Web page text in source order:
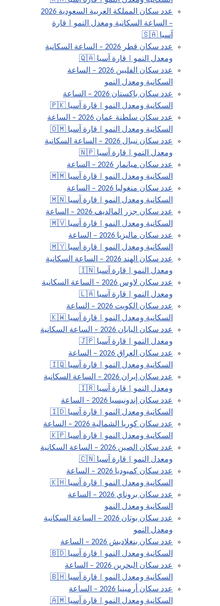
عدد سكان المملكة العربية السعودية 2026
– الساعة السكانية ومعدل النمو | قارة
آسيا 🇸🇦
عدد سكان قطر 2026 – الساعة السكانية
ومعدل النمو | قارة آسيا 🇶🇦
عدد سكان الفلبين 2026 – الساعة
السكانية ومعدل النمو
عدد سكان باكستان 2026 – الساعة
السكانية ومعدل النمو | قارة آسيا 🇵🇰
عدد سكان سلطنة عمان 2026 – الساعة
السكانية ومعدل النمو | قارة آسيا 🇴🇲
عدد سكان نيبال 2026 – الساعة السكانية
ومعدل النمو | قارة آسيا 🇳🇵
عدد سكان ميانمار 2026 – الساعة
السكانية ومعدل النمو | قارة آسيا 🇲🇲
عدد سكان منغوليا 2026 – الساعة
السكانية ومعدل النمو | قارة آسيا 🇲🇳
عدد سكان جزر المالديف 2026 – الساعة
السكانية ومعدل النمو | قارة آسيا 🇲🇻
عدد سكان ماليزيا 2026 – الساعة
السكانية ومعدل النمو | قارة أسيا 🇲🇾
عدد سكان الهند 2026 – الساعة السكانية
ومعدل النمو | قارة آسيا 🇮🇳
عدد سكان لاوس 2026 – الساعة السكانية
ومعدل النمو | قارة آسيا 🇱🇦
عدد سكان الكويت 2026 – الساعة
السكانية ومعدل النمو | قارة آسيا 🇰🇼
عدد سكان اليابان 2026 – الساعة السكانية
ومعدل النمو | قارة آسيا 🇯🇵
عدد سكان العراق 2026 – الساعة
السكانية ومعدل النمو | قارة آسيا 🇮🇶
عدد سكان إيران 2026 – الساعة السكانية
ومعدل النمو | قارة آسيا 🇮🇷
عدد سكان إندونيسيا 2026 – الساعة
السكانية ومعدل النمو | قارة آسيا 🇮🇩
عدد سكان كوريا الشمالية 2026 – الساعة
السكانية ومعدل النمو | قارة أسيا 🇰🇵
عدد سكان الصين 2026 – الساعة السكانية
ومعدل النمو | قارة آسيا 🇨🇳
عدد سكان كمبوديا 2026 – الساعة
السكانية ومعدل النمو | قارة آسيا 🇰🇭
عدد سكان بروناي 2026 – الساعة
السكانية ومعدل النمو
عدد سكان بوتان 2026 – الساعة السكانية
ومعدل النمو
عدد سكان بنغلاديش 2026 – الساعة
السكانية ومعدل النمو | قارة آسيا 🇧🇩
عدد سكان البحرين 2026 – الساعة
السكانية ومعدل النمو | قارة آسيا 🇧🇭
عدد سكان أرمينيا 2026 – الساعة
السكانية ومعدل النمو | قارة آسيا 🇦🇲